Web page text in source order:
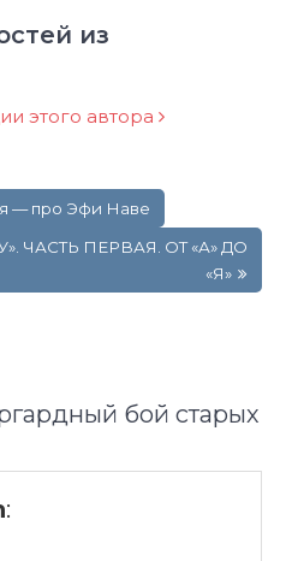
из
этого автора
— про Эфи Наве
ЧАСТЬ ПЕРВАЯ. ОТ «А» ДО
«Я»
бой старых
: